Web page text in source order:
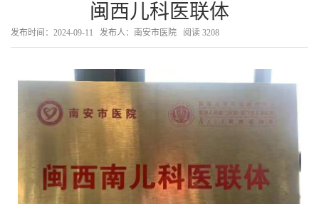
闽西儿科医联体
发布时间：2024-09-11 发布人：南安市医院 阅读 3208